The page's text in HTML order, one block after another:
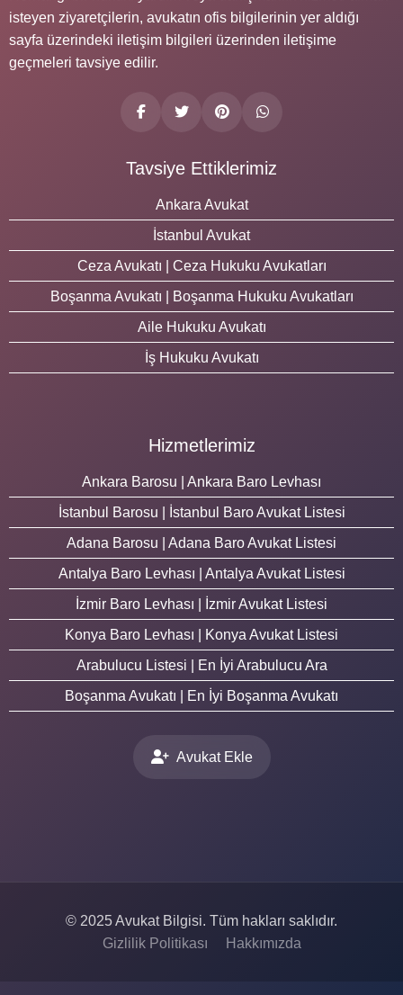
isteyen ziyaretçilerin, avukatın ofis bilgilerinin yer aldığı
sayfa üzerindeki iletişim bilgileri üzerinden iletişime
geçmeleri tavsiye edilir.
Tavsiye Ettiklerimiz
Ankara Avukat
İstanbul Avukat
Ceza Avukatı | Ceza Hukuku Avukatları
Boşanma Avukatı | Boşanma Hukuku Avukatları
Aile Hukuku Avukatı
İş Hukuku Avukatı
Hizmetlerimiz
Ankara Barosu | Ankara Baro Levhası
İstanbul Barosu | İstanbul Baro Avukat Listesi
Adana Barosu | Adana Baro Avukat Listesi
Antalya Baro Levhası | Antalya Avukat Listesi
İzmir Baro Levhası | İzmir Avukat Listesi
Konya Baro Levhası | Konya Avukat Listesi
Arabulucu Listesi | En İyi Arabulucu Ara
Boşanma Avukatı | En İyi Boşanma Avukatı
Avukat Ekle
© 2025 Avukat Bilgisi. Tüm hakları saklıdır.
Gizlilik Politikası
Hakkımızda